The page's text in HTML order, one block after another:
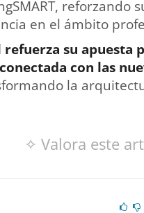
reforzando
en el ámbito
refuerza su apuesta
con las
la
✧ Valora este